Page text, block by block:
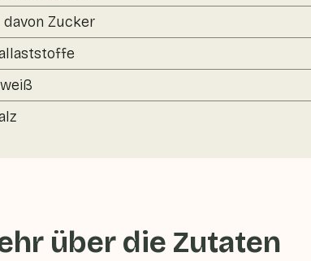
davon Zucker
über die Zutaten